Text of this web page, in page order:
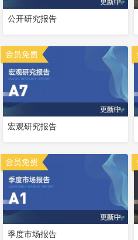
公开研究报告
更新中
宏观研究报告
更新中
季度市场报告